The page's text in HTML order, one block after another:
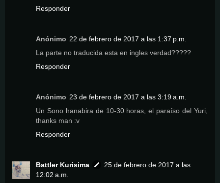
Responder
Anónimo 22 de febrero de 2017 a las 1:37 p.m.
La parte no traducida esta en ingles verdad?????
Responder
Anónimo 23 de febrero de 2017 a las 3:19 a.m.
Un Sono hanabira de 10-30 horas, el paraíso del Yuri,
thanks man :v
Responder
Battler Kurisima
25 de febrero de 2017 a las
12:02 a.m.